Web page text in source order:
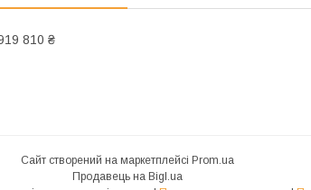
810 ₴
Сайт створений на маркетплейсі Prom.ua
Продавець на Bigl.ua